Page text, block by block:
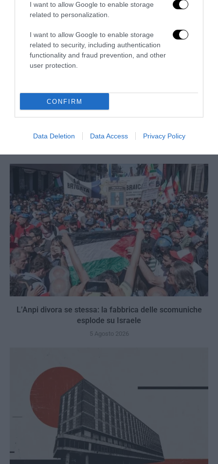
I want to allow Google to enable storage
related to personalization.
I want to allow Google to enable storage
related to security, including authentication
functionality and fraud prevention, and other
user protection.
CONFIRM
Data Deletion Data Access Privacy Policy
ricordo di Enzo...
L’Anpi divora se stessa: la fabbrica delle scomuniche
esplode su Israele
5 Agosto 2026